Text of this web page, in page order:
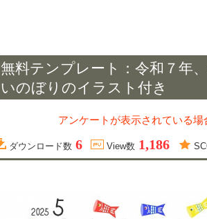
無料テンプレート：令和７年
いのぼりのイラスト付き
アンケートが表示されている場
ダウンロード数 6 View数 1,186